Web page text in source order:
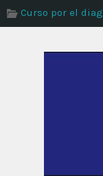
Curso por el